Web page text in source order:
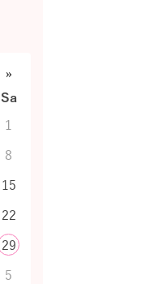
»
Sa
1
8
15
22
29
5